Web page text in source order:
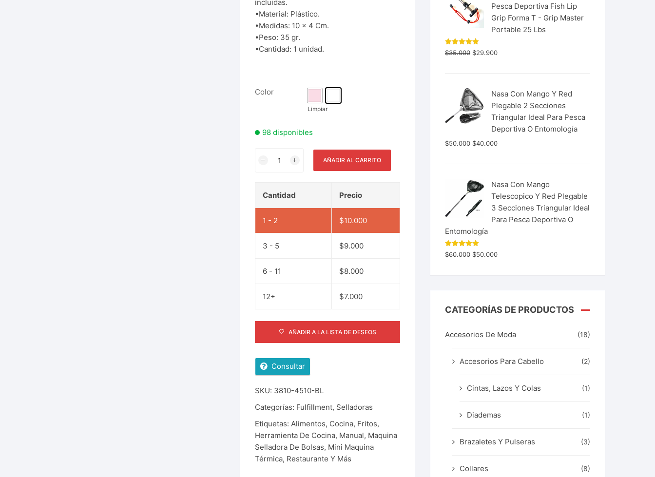
incluidas.
•Material: Plástico.
•Medidas: 10 x 4 Cm.
•Peso: 35 gr.
•Cantidad: 1 unidad.
Color
Limpiar
98 disponibles
AÑADIR AL CARRITO
Cantidad Precio
1 - 2 $10.000
3 - 5 $9.000
6 - 11 $8.000
12+ $7.000
AÑADIR A LA LISTA DE DESEOS
Consultar
SKU: 3810-4510-BL
Categorías: Fulfillment, Selladoras
Etiquetas: Alimentos, Cocina, Fritos,
Herramienta De Cocina, Manual, Maquina
Selladora De Bolsas, Mini Maquina
Térmica, Restaurante Y Más
Pesca Deportiva Fish Lip
Grip Forma T - Grip Master
Portable 25 Lbs
Valorado
con 5.00
$35.000 $29.900
Nasa Con Mango Y Red
Plegable 2 Secciones
Triangular Ideal Para Pesca
Deportiva O Entomología
$50.000 $40.000
Nasa Con Mango
Telescopico Y Red Plegable
3 Secciones Triangular Ideal
Para Pesca Deportiva O
Entomología
Valorado
con 5.00
$60.000 $50.000
CATEGORÍAS DE PRODUCTOS
Accesorios De Moda (18)
Accesorios Para Cabello (2)
Cintas, Lazos Y Colas (1)
Diademas (1)
Brazaletes Y Pulseras (3)
Collares (8)